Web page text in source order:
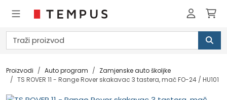
Proizvodi Auto program
Zamjenske auto školjke
TS ROVER 11 - Range Rover skakavac 3 tastera, mač FO-24 / HU101